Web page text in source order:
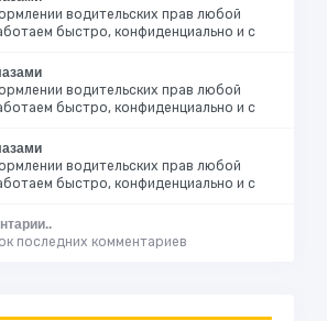
водительских прав любой
быстро, конфиденциально и с
водительских прав любой
быстро, конфиденциально и с
водительских прав любой
быстро, конфиденциально и с
последних комментариев